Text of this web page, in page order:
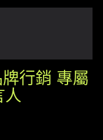
行銷 專屬
人